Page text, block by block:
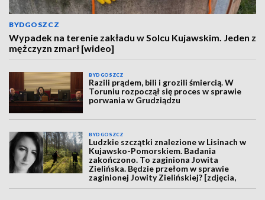
BYDGOSZCZ
Wypadek na terenie zakładu w Solcu Kujawskim. Jeden z
mężczyzn zmarł [wideo]
BYDGOSZCZ
Razili prądem, bili i grozili śmiercią. W
Toruniu rozpoczął się proces w sprawie
porwania w Grudziądzu
BYDGOSZCZ
Ludzkie szczątki znalezione w Lisinach w
Kujawsko-Pomorskiem. Badania
zakończono. To zaginiona Jowita
Zielińska. Będzie przełom w sprawie
zaginionej Jowity Zielińskiej? [zdjęcia,
wideo, aktualizacja]